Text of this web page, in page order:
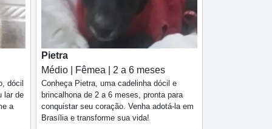
dócil
lar de
a
Pietra
Médio | Fêmea | 2 a 6 meses
Conheça Pietra, uma cadelinha dócil e
brincalhona de 2 a 6 meses, pronta para
conquistar seu coração. Venha adotá-la em
Brasília e transforme sua vida!